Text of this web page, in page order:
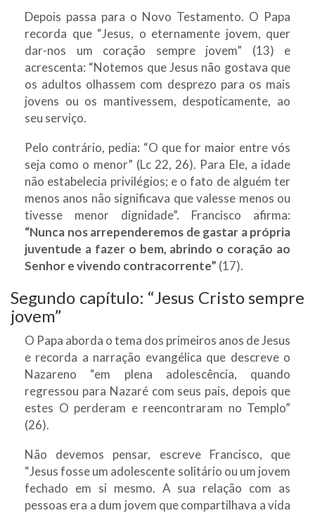
Depois passa para o Novo Testamento. O Papa
recorda que “Jesus, o eternamente jovem, quer
dar-nos um coração sempre jovem” (13) e
acrescenta: “Notemos que Jesus não gostava que
os adultos olhassem com desprezo para os mais
jovens ou os mantivessem, despoticamente, ao
seu serviço.
Pelo contrário, pedia: “O que for maior entre vós
seja como o menor” (Lc 22, 26). Para Ele, a idade
não estabelecia privilégios; e o fato de alguém ter
menos anos não significava que valesse menos ou
tivesse menor dignidade”. Francisco afirma:
“Nunca nos arrependeremos de gastar a própria
juventude a fazer o bem, abrindo o coração ao
Senhor e vivendo contracorrente” (17).
Segundo capítulo: “Jesus Cristo sempre
jovem”
O Papa aborda o tema dos primeiros anos de Jesus
e recorda a narração evangélica que descreve o
Nazareno “em plena adolescência, quando
regressou para Nazaré com seus pais, depois que
estes O perderam e reencontraram no Templo”
(26).
Não devemos pensar, escreve Francisco, que
“Jesus fosse um adolescente solitário ou um jovem
fechado em si mesmo. A sua relação com as
pessoas era a dum jovem que compartilhava a vida